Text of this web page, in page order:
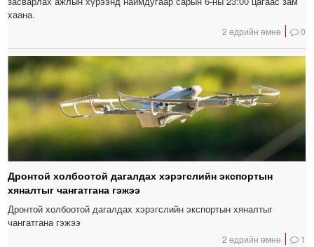
хаана.
2 өдрийн өмнө 0
Дронтой холбоотой дагалдах хэрэгслийн экспортын
хяналтыг чангатгана гэжээ
Дронтой холбоотой дагалдах хэрэгслийн экспортын хяналтыг
чангатгана гэжээ
2 өдрийн өмнө 1